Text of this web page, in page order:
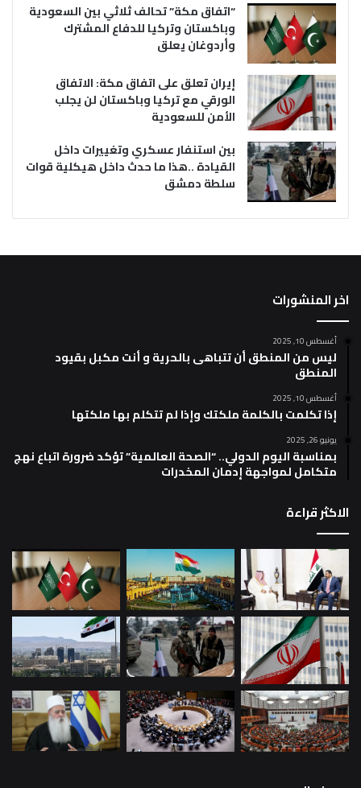
“اتفاق مكة” تحالف ثلاثي بين السعودية
وباكستان وتركيا للدفاع المشترك
وأردوغان يعلق
إيران تعلق على اتفاق مكة: الاتفاق
الورقي مع تركيا وباكستان لن يجلب
الأمن للسعودية
بين استنفار عسكري وتغييرات داخل
القيادة ..هذا ما حدث داخل هيكلية قوات
سلطة دمشق
اخر المنشورات
أغسطس 10, 2025
ليس من المنطق أن تتباهى بالحرية و أنت مكبل بقيود
المنطق
أغسطس 10, 2025
إذا تكلمت بالكلمة ملكتك وإذا لم تتكلم بها ملكتها
يونيو 26, 2025
بمناسبة اليوم الدولي.. “الصحة العالمية” تؤكد ضرورة اتباع نهج
متكامل لمواجهة إدمان المخدرات
الاكثر قراءة